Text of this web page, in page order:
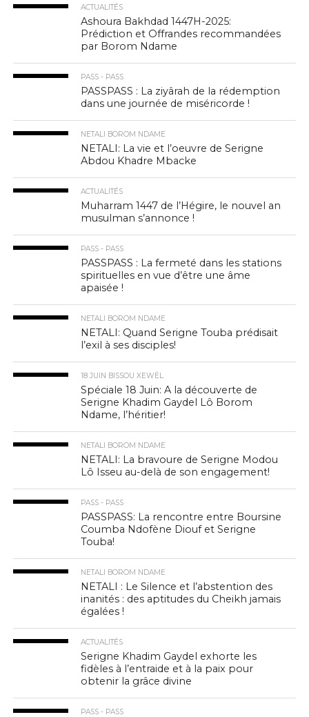
ACTUALITÉS
Ashoura Bakhdad 1447H-2025:
Prédiction et Offrandes recommandées
par Borom Ndame
PASS - PASS
PASSPASS : La ziyârah de la rédemption
dans une journée de miséricorde !
NETALI BOROM NDAME
NETALI: La vie et l’oeuvre de Serigne
Abdou Khadre Mbacke
ACTUALITÉS
Muharram 1447 de l’Hégire, le nouvel an
musulman s’annonce !
PASS - PASS
PASSPASS : La fermeté dans les stations
spirituelles en vue d’être une âme
apaisée !
NETALI BOROM NDAME
NETALI: Quand Serigne Touba prédisait
l’exil à ses disciples!
18 JUIN BISSOU XEWËL
Spéciale 18 Juin: A la découverte de
Serigne Khadim Gaydel Lô Borom
Ndame, l’héritier!
NETALI BOROM NDAME
NETALI: La bravoure de Serigne Modou
Lô Isseu au-delà de son engagement!
PASS - PASS
PASSPASS: La rencontre entre Boursine
Coumba Ndofène Diouf et Serigne
Touba!
NETALI BOROM NDAME
NETALI : Le Silence et l’abstention des
inanités : des aptitudes du Cheikh jamais
égalées !
ACTUALITÉS
Serigne Khadim Gaydel exhorte les
fidèles à l’entraide et à la paix pour
obtenir la grâce divine
PASS - PASS